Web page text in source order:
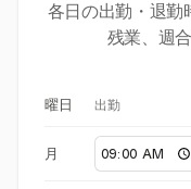
各日の出勤・退勤
残業、週
曜日 出勤
月